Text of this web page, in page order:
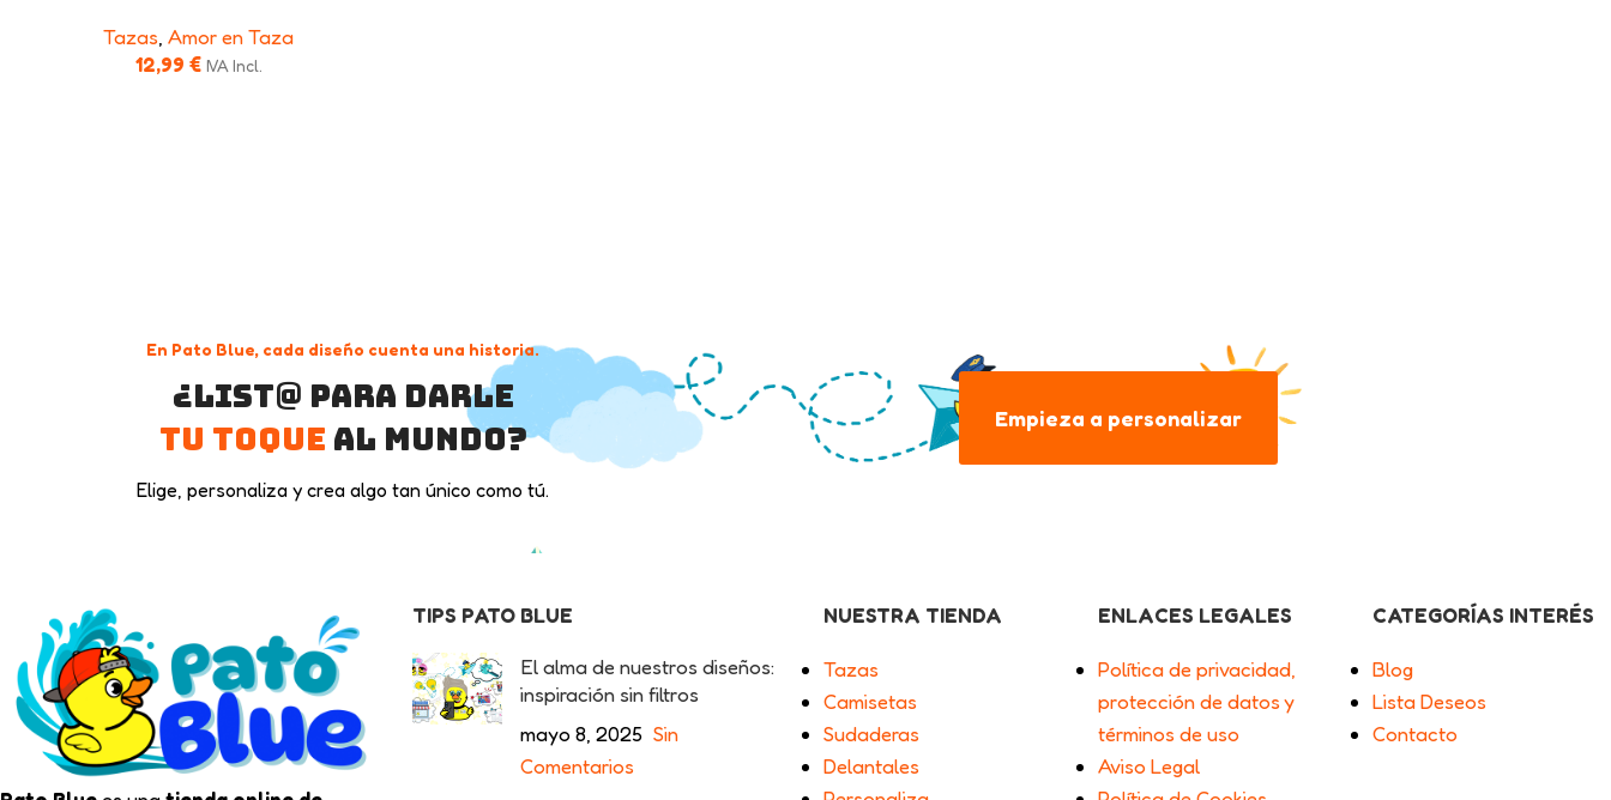
Tazas ,Amor en Taza
12,99 € IVA Incl.
En Pato Blue, cada diseño cuenta una historia.
¿List@ para darle
tu toque al mundo?
Elige, personaliza y crea algo tan único como tú.
Empieza a personalizar
TIPS PATO BLUE
El alma de nuestros diseños:
inspiración sin filtros
mayo 8, 2025 Sin
Comentarios
NUESTRA TIENDA
Tazas
Camisetas
Sudaderas
Delantales
ENLACES LEGALES
Política de privacidad,
protección de datos y
términos de uso
Aviso Legal
CATEGORÍAS INTERÉS
Blog
Lista Deseos
Contacto